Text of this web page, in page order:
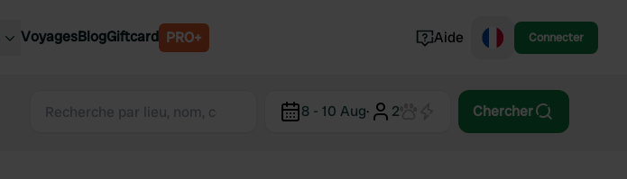
Slovénie
VoyagesBlogGiftcard PRO+ Aide Connecter
8 - 10 Aug· 2 Chercher